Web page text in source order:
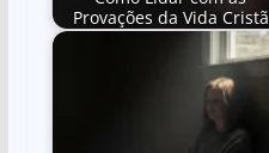
Provações da Vida Cristã